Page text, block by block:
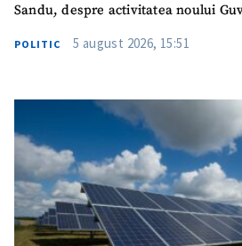
Sandu, despre activitatea noului
POLITIC 5 august 2026, 15:51